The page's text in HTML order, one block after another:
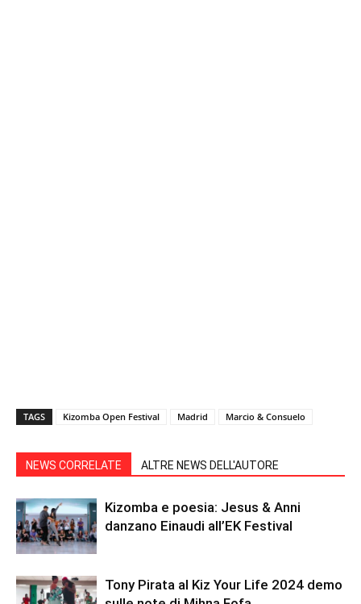
TAGS Kizomba Open Festival Madrid Marcio & Consuelo
NEWS CORRELATE ALTRE NEWS DELL'AUTORE
Kizomba e poesia: Jesus & Anni
danzano Einaudi all’EK Festival
Tony Pirata al Kiz Your Life 2024 demo